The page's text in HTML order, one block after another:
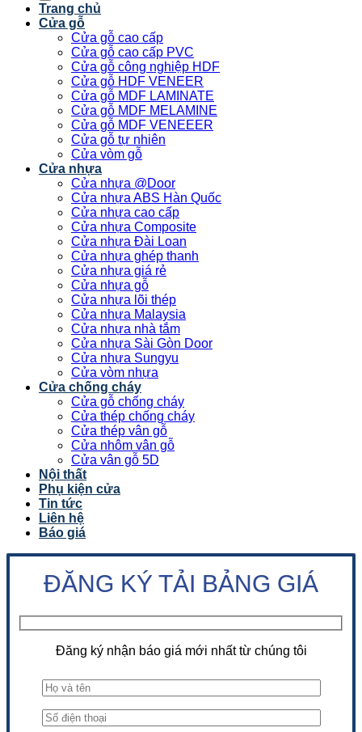
Trang chủ
Cửa gỗ
Cửa gỗ cao cấp
Cửa gỗ cao cấp PVC
Cửa gỗ công nghiệp HDF
Cửa gỗ HDF VENEER
Cửa gỗ MDF LAMINATE
Cửa gỗ MDF MELAMINE
Cửa gỗ MDF VENEEER
Cửa gỗ tự nhiên
Cửa vòm gỗ
Cửa nhựa
Cửa nhựa @Door
Cửa nhựa ABS Hàn Quốc
Cửa nhựa cao cấp
Cửa nhựa Composite
Cửa nhựa Đài Loan
Cửa nhựa ghép thanh
Cửa nhựa giá rẻ
Cửa nhựa gỗ
Cửa nhựa lõi thép
Cửa nhựa Malaysia
Cửa nhựa nhà tắm
Cửa nhựa Sài Gòn Door
Cửa nhựa Sungyu
Cửa vòm nhựa
Cửa chống cháy
Cửa gỗ chống cháy
Cửa thép chống cháy
Cửa thép vân gỗ
Cửa nhôm vân gỗ
Cửa vân gỗ 5D
Nội thất
Phụ kiện cửa
Tin tức
Liên hệ
Báo giá
ĐĂNG KÝ TẢI BẢNG GIÁ
Đăng ký nhận báo giá mới nhất từ chúng tôi